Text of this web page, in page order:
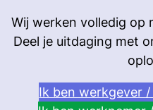
Wij werken volledig op
Deel je uitdaging met
Ik ben werkgever